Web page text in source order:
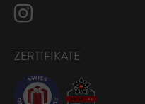
ZERTIFIKATE